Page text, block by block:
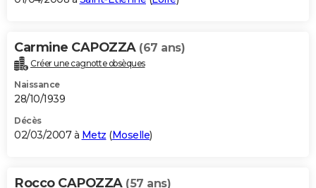
Carmine CAPOZZA (67 ans)
Créer une cagnotte obsèques
Naissance
28/10/1939
Décès
02/03/2007 à Metz (Moselle)
Rocco CAPOZZA (57 ans)